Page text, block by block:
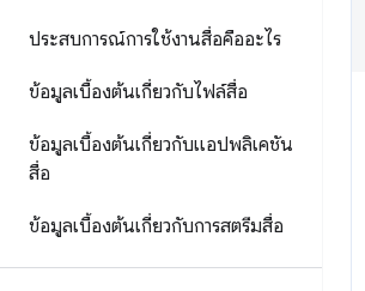
ประสบการณ์การใช้งานสื่อคืออะไร
ข้อมูลเบื้องต้นเกี่ยวกับไฟล์สื่อ
ข้อมูลเบื้องต้นเกี่ยวกับแอปพลิเคชัน
สื่อ
ข้อมูลเบื้องต้นเกี่ยวกับการสตรีมสื่อ